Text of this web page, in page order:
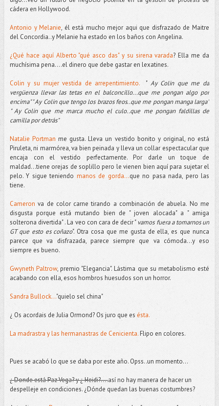
cádera en Hollywood.
Antonio y Melanie, él está mucho mejor aqui que disfrazado de Maitre
del Concordia..y Melanie ha estado en los baños con Angelina.
¿Qué hace aquí Alberto "qué asco das" y su sirena varada? Ella me da
muchísima pena....el dinero que debe gastar en lexatines.
Colin y su mujer vestida de arrepentimiento. " Ay Colin que me da
vergüenza llevar las tetas en el balconcillo...que me pongan algo por
encima" " Ay Colin que tengo los brazos feos..que me pongan manga larga"
" Ay Colin que me marca mucho el culo..que me pongan faldillas de
camilla por detrás"
Natalie Portman me gusta. Lleva un vestido bonito y original, no está
Piruleta, ni marmórea, va bien peinada y lleva un collar espectacular que
encaja con el vestido perfectamente. Por darle un toque de
maldad...tiene orejas de soplillo pero le vienen bien aquí para sujetar el
pelo. Y sigue teniendo manos de gorda...que no pasa nada, pero las
tiene.
Cameron va de color carne tirando a combinación de abuela. No me
disgusta porque está mutando bien de " joven alocada" a " amiga
solterona divertida" . La veo con cara de decir " vamos fuera a tomarnos un
GT que esto es coñazo". Otra cosa que me gusta de ella, es que nunca
parece que va disfrazada, parece siempre que va cómoda...y eso
siempre es bueno.
Gwyneth Paltrow, premio "Elegancia". Lástima que su metabolismo esté
acabando con ella, esos hombros huesudos son un horror.
Sandra Bullock..."quielo sel china"
¿ Os acordais de Julia Ormond? Os juro que es ésta.
La madrastra y las hermanastras de Cenicienta.Flipo en colores.
Pues se acabó lo que se daba por este año. Opss..un momento...
¿ Donde está Paz Vega? y ¿ Heidi?....así no hay manera de hacer un
despelleje en condiciones. ¿Dónde quedan las buenas costumbres?